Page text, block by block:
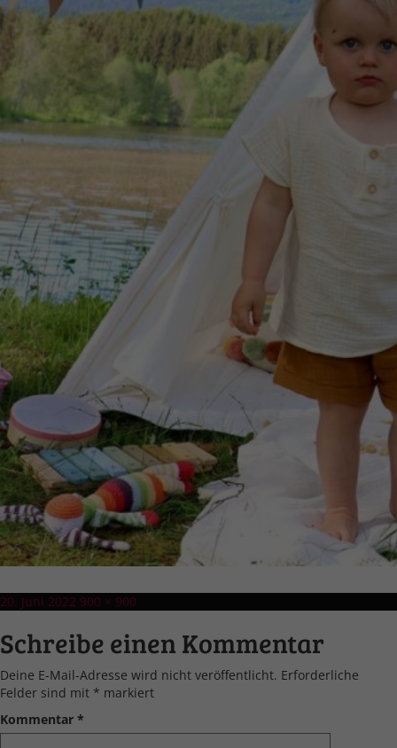
Veröffentlicht
20. Juni 2022 Volle
900 × 900
Schreibe einen Kommentar
Deine E-Mail-Adresse wird nicht veröffentlicht. Erforderliche
Felder sind mit * markiert
Kommentar *